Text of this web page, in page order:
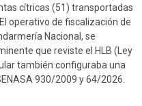
cítricas (51) transportadas
operativo de fiscalización de
Nacional, se
que reviste el HLB (Ley
también configuraba una
930/2009 y 64/2026.